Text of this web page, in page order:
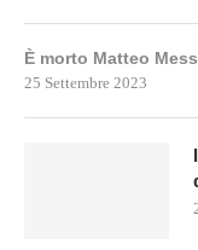
È morto Matteo
25 Settembre 2023